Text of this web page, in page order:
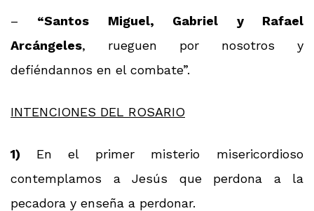
– “Santos Miguel, Gabriel y Rafael
Arcángeles, rueguen por nosotros y
defiéndannos en el combate”.
INTENCIONES DEL ROSARIO
1) En el primer misterio misericordioso
contemplamos a Jesús que perdona a la
pecadora y enseña a perdonar.